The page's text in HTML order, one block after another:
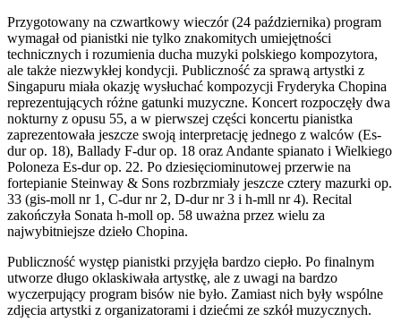
Przygotowany na czwartkowy wieczór (24 października) program
wymagał od pianistki nie tylko znakomitych umiejętności
technicznych i rozumienia ducha muzyki polskiego kompozytora,
ale także niezwykłej kondycji. Publiczność za sprawą artystki z
Singapuru miała okazję wysłuchać kompozycji Fryderyka Chopina
reprezentujących różne gatunki muzyczne. Koncert rozpoczęły dwa
nokturny z opusu 55, a w pierwszej części koncertu pianistka
zaprezentowała jeszcze swoją interpretację jednego z walców (Es-
dur op. 18), Ballady F-dur op. 18 oraz Andante spianato i Wielkiego
Poloneza Es-dur op. 22. Po dziesięciominutowej przerwie na
fortepianie Steinway & Sons rozbrzmiały jeszcze cztery mazurki op.
33 (gis-moll nr 1, C-dur nr 2, D-dur nr 3 i h-mll nr 4). Recital
zakończyła Sonata h-moll op. 58 uważna przez wielu za
najwybitniejsze dzieło Chopina.
Publiczność występ pianistki przyjęła bardzo ciepło. Po finalnym
utworze długo oklaskiwała artystkę, ale z uwagi na bardzo
wyczerpujący program bisów nie było. Zamiast nich były wspólne
zdjęcia artystki z organizatorami i dziećmi ze szkół muzycznych.